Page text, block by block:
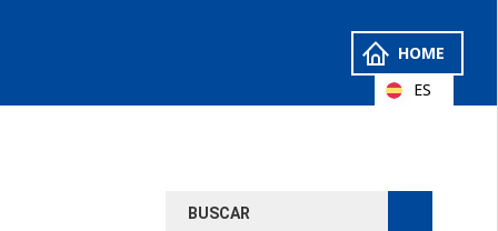
HOME
ES